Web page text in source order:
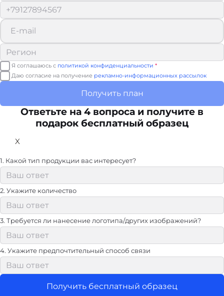
Я соглашаюсь с политикой конфиденциальности *
Даю согласие на получение рекламно-информационных рассылок
Получить план
Ответьте на 4 вопроса и получите в
подарок бесплатный образец
X
1. Какой тип продукции вас интересует?
2. Укажите количество
3. Требуется ли нанесение логотипа/других изображений?
4. Укажите предпочтительный способ связи
Получить бесплатный образец